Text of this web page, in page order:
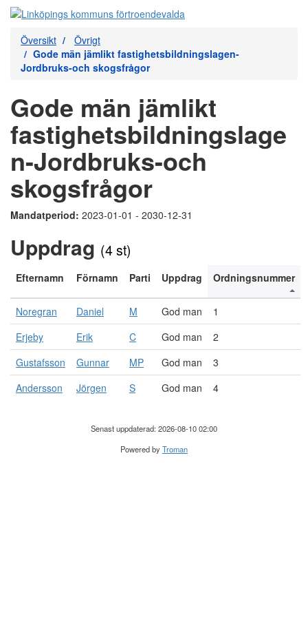
Översikt
Övrigt
Gode män jämlikt fastighetsbildningslagen-
Jordbruks-och skogsfrågor
Gode män jämlikt
fastighetsbildningslage
n-Jordbruks-och
skogsfrågor
Mandatperiod: 2023-01-01 - 2030-12-31
Uppdrag (4 st)
Efternamn Förnamn Parti Uppdrag Ordningsnummer
Noregran Daniel M God man
1
Erjeby
Erik C God man
2
Gustafsson
Gunnar MP God man
3
Andersson
Jörgen S God man 4
Senast uppdaterad: 2026-08-10 02:00
Powered byTroman